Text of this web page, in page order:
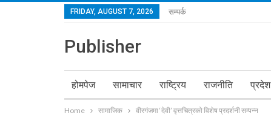
FRIDAY, AUGUST 7, 2026 सम्पर्क
Publisher
होमपेज सामाचार राष्ट्रिय राजनीति प्रदेश
Home सामाजिक वीरगंजमा ‘देवी’ वृत्तचित्रको विशेष प्रदर्शनी सम्पन्न